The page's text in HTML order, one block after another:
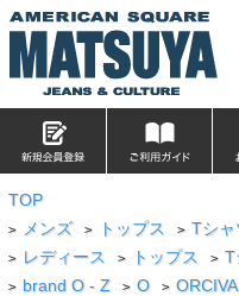
TOP
> メンズ > トップス > Tシャ
> レディース > トップス > T
> brand O - Z > O >